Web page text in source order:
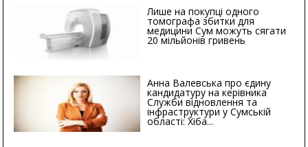
Лише на покупці одного
томографа збитки для
медицини Сум можуть сягати
20 мільйонів гривень
Анна Валевська про єдину
кандидатуру на керівника
Служби відновлення та
інфраструктури у Сумській
області: Хіба...